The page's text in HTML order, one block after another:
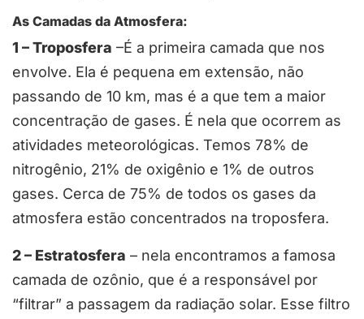
As Camadas da Atmosfera:
1 – Troposfera –É a primeira camada que nos
envolve. Ela é pequena em extensão, não
passando de 10 km, mas é a que tem a maior
concentração de gases. É nela que ocorrem as
atividades meteorológicas. Temos 78% de
nitrogênio, 21% de oxigênio e 1% de outros
gases. Cerca de 75% de todos os gases da
atmosfera estão concentrados na troposfera.
2 – Estratosfera – nela encontramos a famosa
camada de ozônio, que é a responsável por
“filtrar” a passagem da radiação solar. Esse filtro